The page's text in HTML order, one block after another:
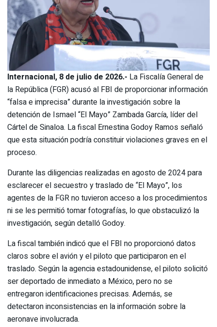
Internacional, 8 de julio de 2026.- La Fiscalía General de
la República (FGR) acusó al FBI de proporcionar información
“falsa e imprecisa” durante la investigación sobre la
detención de Ismael “El Mayo” Zambada García, líder del
Cártel de Sinaloa. La fiscal Ernestina Godoy Ramos señaló
que esta situación podría constituir violaciones graves en el
proceso.
Durante las diligencias realizadas en agosto de 2024 para
esclarecer el secuestro y traslado de “El Mayo”, los
agentes de la FGR no tuvieron acceso a los procedimientos
ni se les permitió tomar fotografías, lo que obstaculizó la
investigación, según detalló Godoy.
La fiscal también indicó que el FBI no proporcionó datos
claros sobre el avión y el piloto que participaron en el
traslado. Según la agencia estadounidense, el piloto solicitó
ser deportado de inmediato a México, pero no se
entregaron identificaciones precisas. Además, se
detectaron inconsistencias en la información sobre la
aeronave involucrada.